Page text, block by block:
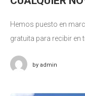
Hemos puesto en
gratuita para recibir en
by admin